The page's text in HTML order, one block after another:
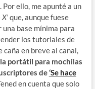
ello, me apunté a un
que, aunque fuese
base mínima para
los tutoriales de
en breve al canal,
portátil para mochilas
de‘Se hace
en cuenta que solo